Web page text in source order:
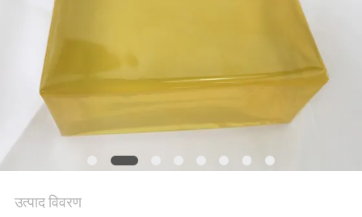
अनुरोध
करें
साइटमैप
गोपनीयता
नीति
उत्पाद विवरण